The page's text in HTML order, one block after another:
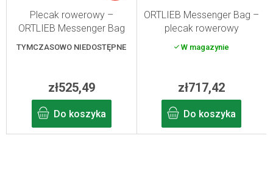
Plecak rowerowy –
ORTLIEB Messenger Bag
TYMCZASOWO NIEDOSTĘPNE
zł525,49
Do koszyka
ORTLIEB Messenger Bag –
plecak rowerowy
W magazynie
zł717,42
Do koszyka